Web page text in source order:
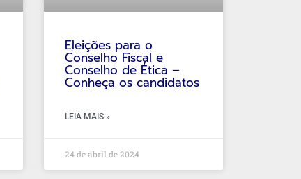
Eleições para o
Conselho Fiscal e
Conselho de Ética –
Conheça os candidatos
LEIA MAIS »
24 de abril de 2024